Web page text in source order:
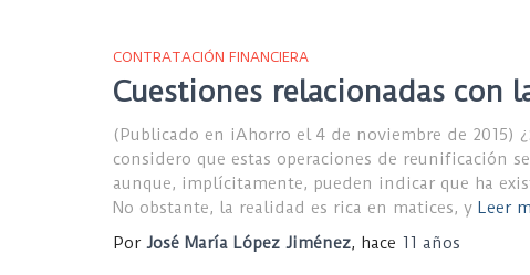
CONTRATACIÓN FINANCIERA
Cuestiones relacionadas con
(Publicado en iAhorro el 4 de noviembre de 2015)
considero que estas operaciones de reunificación
aunque, implícitamente, pueden indicar que ha
No obstante, la realidad es rica en matices, y Leer
Por José María López Jiménez, hace 11 años